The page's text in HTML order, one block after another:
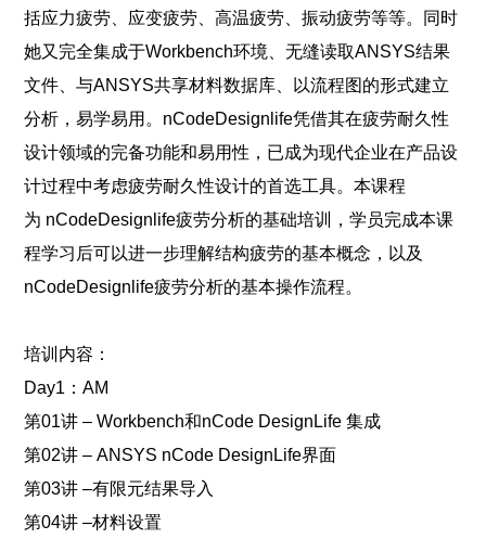
括应力疲劳、应变疲劳、高温疲劳、振动疲劳等等。同时
她又完全集成于Workbench环境、无缝读取ANSYS结果
文件、与ANSYS共享材料数据库、以流程图的形式建立
分析，易学易用。nCodeDesignlife凭借其在疲劳耐久性
设计领域的完备功能和易用性，已成为现代企业在产品设
计过程中考虑疲劳耐久性设计的首选工具。本课程
为 nCodeDesignlife疲劳分析的基础培训，学员完成本课
程学习后可以进一步理解结构疲劳的基本概念，以及
nCodeDesignlife疲劳分析的基本操作流程。
培训内容：
Day1：AM
第01讲 – Workbench和nCode DesignLife 集成
第02讲 – ANSYS nCode DesignLife界面
第03讲 –有限元结果导入
第04讲 –材料设置